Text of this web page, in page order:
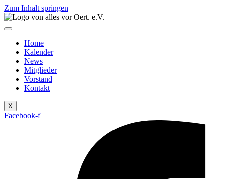
Zum Inhalt springen
Home
Kalender
News
Mitglieder
Vorstand
Kontakt
X
Facebook-f